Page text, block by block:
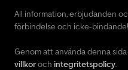
All information, erbjudanden
förbindelse och icke-bindande!
Genom att använda denna
villkoroch integritetspolicy.